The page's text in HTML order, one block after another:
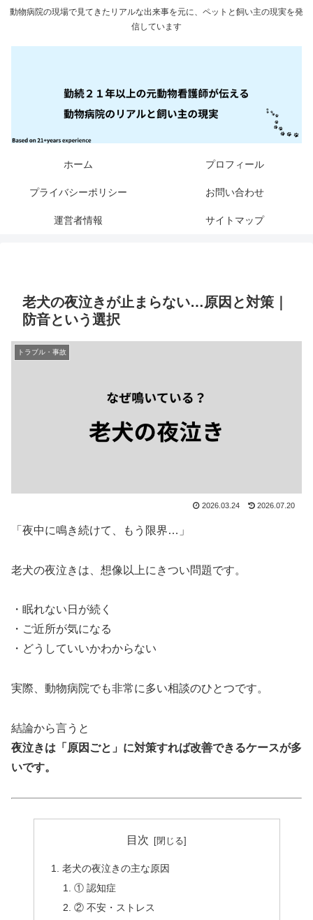
動物病院の現場で見てきたリアルな出来事を元に、ペットと飼い主の現実を発
信しています
ホーム プロフィール
プライバシーポリシー お問い合わせ
運営者情報 サイトマップ
老犬の夜泣きが止まらない…原因と対策｜
防音という選択
トラブル・事故
2026.03.24 2026.07.20
「夜中に鳴き続けて、もう限界…」
老犬の夜泣きは、想像以上にきつい問題です。
・眠れない日が続く
・ご近所が気になる
・どうしていいかわからない
実際、動物病院でも非常に多い相談のひとつです。
結論から言うと
夜泣きは「原因ごと」に対策すれば改善できるケースが多
いです。
目次
老犬の夜泣きの主な原因
① 認知症
② 不安・ストレス